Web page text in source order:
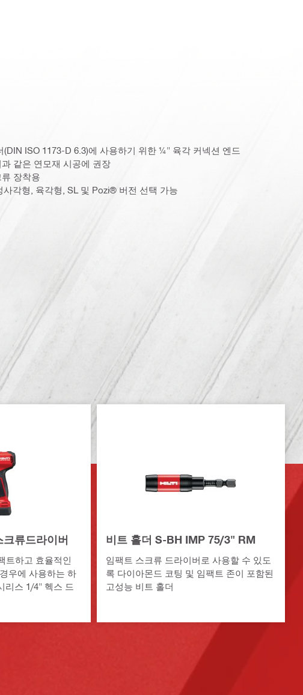
(DIN ISO 1173-D 6.3)에 사용하기 위한 ¼" 육각 커넥션 엔드
같은 연모재 시공에 권장
장착용
각형, 육각형, SL 및 Pozi® 버전 선택 가능
류드라이버
트하고 효율적인
우에 사용하는 하
리스 1/4" 헥스 드
비트 홀더 S-BH IMP 75/3" RM
임팩트 스크류 드라이버로 사용할 수 있도
록 다이아몬드 코팅 및 임팩트 존이 포함된
고성능 비트 홀더